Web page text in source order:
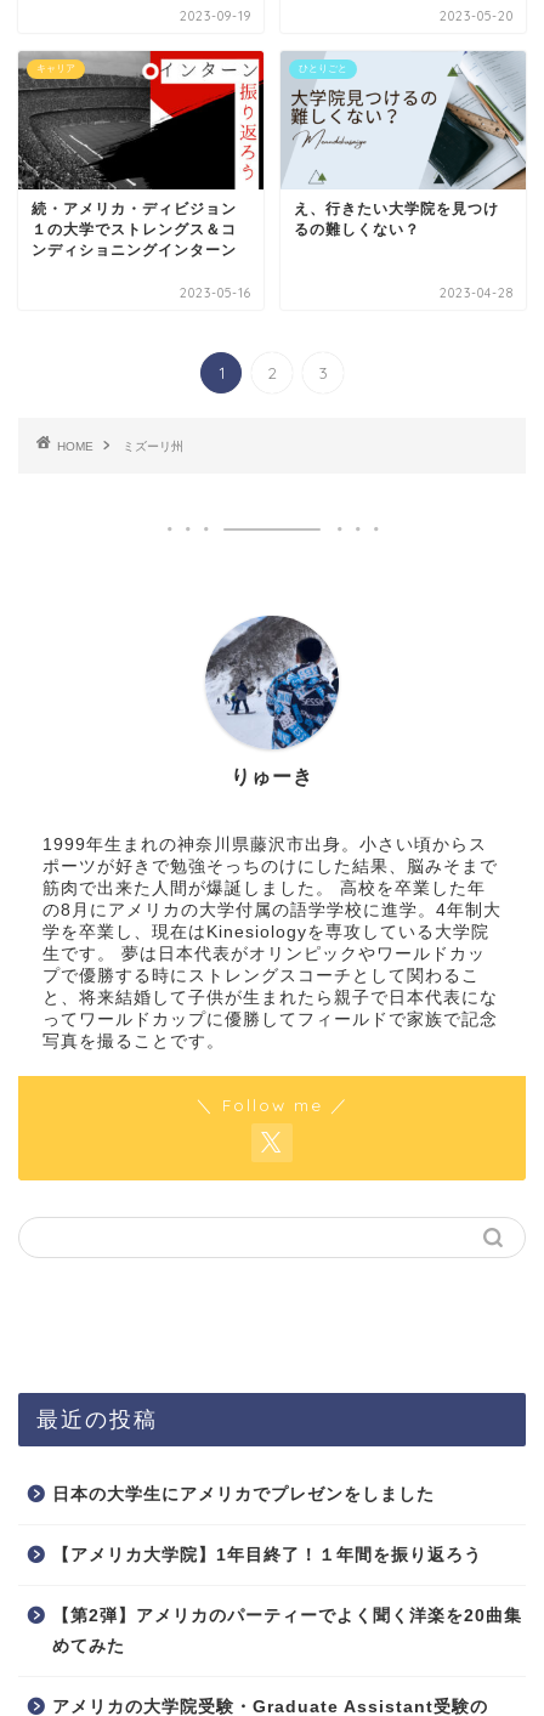
2023-09-19 2023-05-20
キャリア
続・アメリカ・ディビジョン
１の大学でストレングス＆コ
ンディショニングインターン
2023-05-16
ひとりごと
え、行きたい大学院を見つけ
るの難しくない？
2023-04-28
1 2 3
HOME ミズーリ州
りゅーき
1999年生まれの神奈川県藤沢市出身。小さい頃からス
ポーツが好きで勉強そっちのけにした結果、脳みそまで
筋肉で出来た人間が爆誕しました。 高校を卒業した年
の8月にアメリカの大学付属の語学学校に進学。4年制大
学を卒業し、現在はKinesiologyを専攻している大学院
生です。 夢は日本代表がオリンピックやワールドカッ
プで優勝する時にストレングスコーチとして関わるこ
と、将来結婚して子供が生まれたら親子で日本代表にな
ってワールドカップに優勝してフィールドで家族で記念
写真を撮ることです。
＼ Follow me ／
最近の投稿
日本の大学生にアメリカでプレゼンをしました
【アメリカ大学院】1年目終了！１年間を振り返ろう
【第2弾】アメリカのパーティーでよく聞く洋楽を20曲集
めてみた
アメリカの大学院受験・Graduate Assistant受験の